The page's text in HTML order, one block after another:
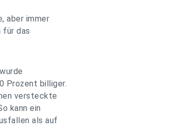
aber immer
für das
Prozent billiger.
versteckte
kann ein
als auf